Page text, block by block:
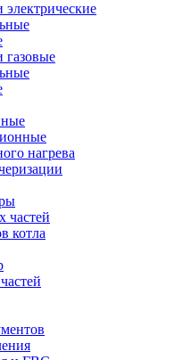
электрические
газовые
нагрева
частей
котла